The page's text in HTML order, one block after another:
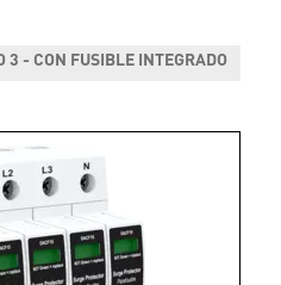
3 - CON FUSIBLE INTEGRADO